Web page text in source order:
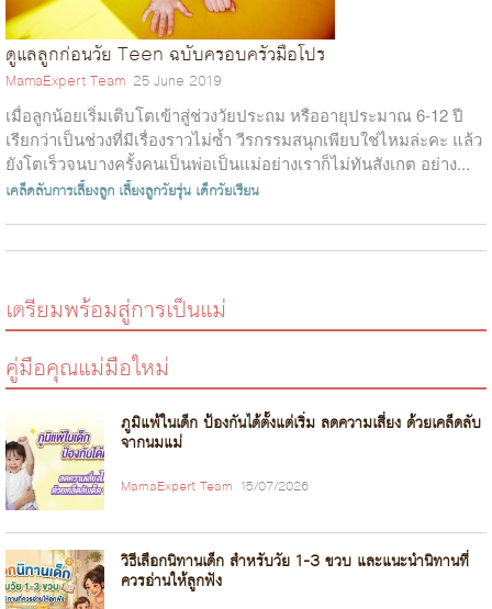
ดูแลลูกก่อนวัย Teen ฉบับครอบครัวมือโปร
MamaExpert Team 25 June 2019
เมื่อลูกน้อยเริ่มเติบโตเข้าสู่ช่วงวัยประถม หรืออายุประมาณ 6-12 ปี
เรียกว่าเป็นช่วงที่มีเรื่องราวไม่ซ้ำ วีรกรรมสนุกเพียบใช่ไหมล่ะคะ แล้ว
ยังโตเร็วจนบางครั้งคนเป็นพ่อเป็นแม่อย่างเราก็ไม่ทันสังเกต อย่าง...
เคล็ดลับการเลี้ยงลูก เลี้ยงลูกวัยรุ่น เด็กวัยเรียน
เตรียมพร้อมสู่การเป็นแม่
คู่มือคุณแม่มือใหม่
ภูมิแพ้ในเด็ก ป้องกันได้ตั้งแต่เริ่ม ลดความเสี่ยง ด้วยเคล็ดลับ
จากนมแม่
MamaExpert Team 15/07/2026
วิธีเลือกนิทานเด็ก สำหรับวัย 1-3 ขวบ และแนะนำนิทานที่
ควรอ่านให้ลูกฟัง